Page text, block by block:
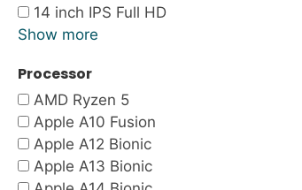
14 inch IPS Full HD
Show more
Processor
AMD Ryzen 5
Apple A10 Fusion
Apple A12 Bionic
Apple A13 Bionic